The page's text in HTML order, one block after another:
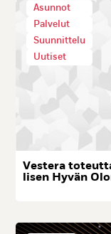
Asunnot
Palvelut
Suunnittelu
Uutiset
Ves­te­ra
li­sen Hy­vän